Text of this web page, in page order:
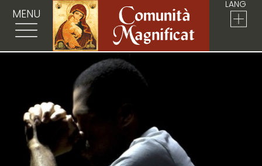
MENU
LANG